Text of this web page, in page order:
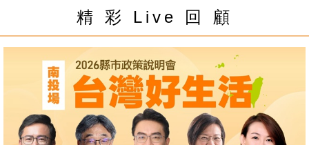
精 彩 Live 回 顧